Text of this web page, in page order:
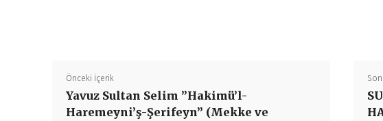
Önceki İçerik
Yavuz Sultan Selim ”Hakimü’l-
Haremeyni’ş-Şerifeyn” (Mekke ve